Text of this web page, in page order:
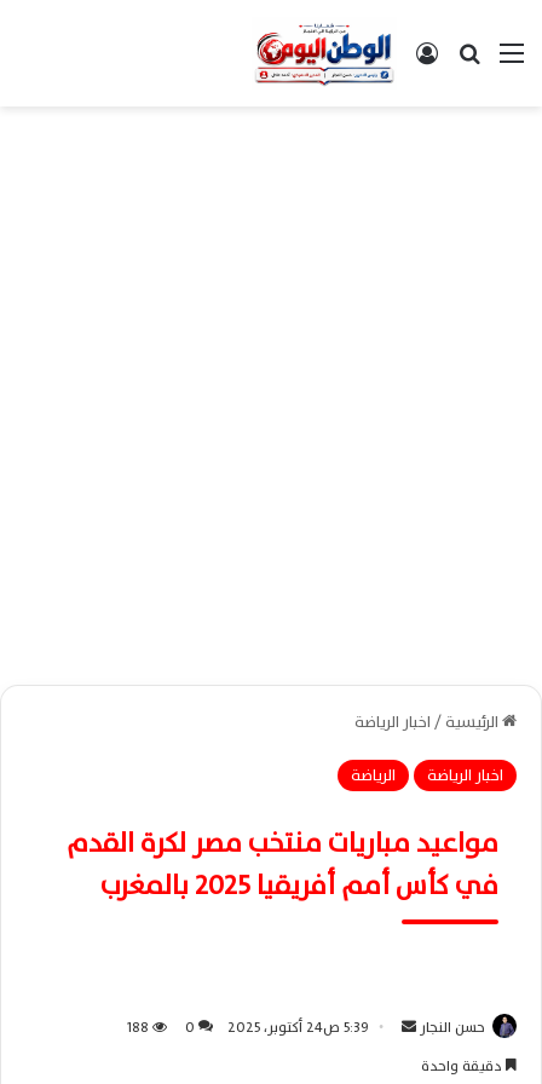
القائمةبحث عن تسجيل الدخول
الرئيسية/اخبار الرياضة
اخبار الرياضة
الرياضة
مواعيد مباريات منتخب مصر لكرة القدم
في كأس أمم أفريقيا 2025 بالمغرب
حسن النجار 5:39 ص24 أكتوبر، 2025 0
188
دقيقة واحدة